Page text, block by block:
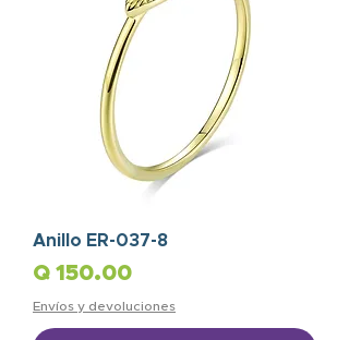
Anillo ER-037-8
Precio
Q 150.00
Envíos y devoluciones